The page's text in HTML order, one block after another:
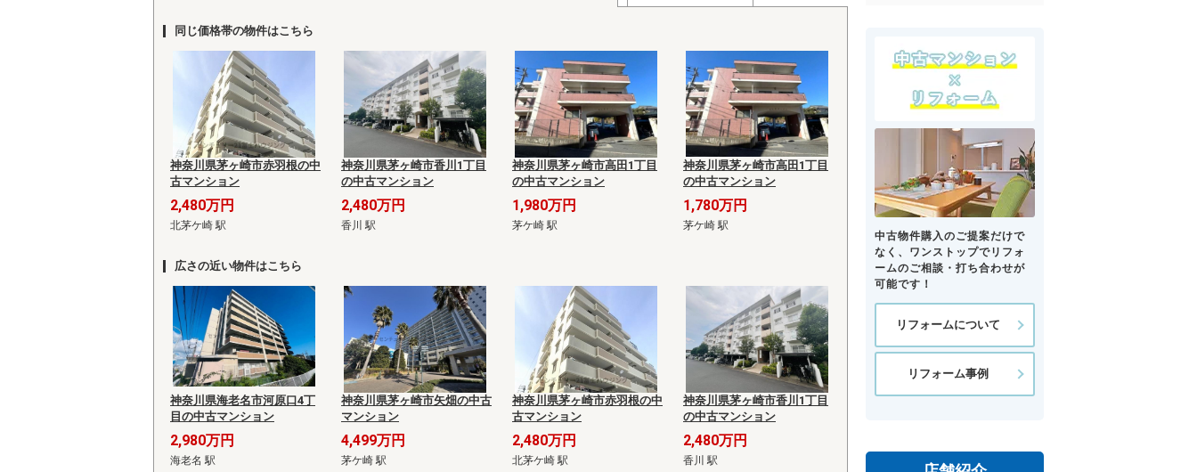
同じ価格帯の物件はこちら
神奈川県茅ヶ崎市赤羽根の中
古マンション
2,480万円
北茅ケ崎 駅
神奈川県茅ヶ崎市香川1丁目
の中古マンション
2,480万円
香川 駅
神奈川県茅ヶ崎市高田1丁目
の中古マンション
1,980万円
茅ケ崎 駅
神奈川県茅ヶ崎市高田1丁目
の中古マンション
1,780万円
茅ケ崎 駅
広さの近い物件はこちら
神奈川県海老名市河原口4丁
目の中古マンション
2,980万円
海老名 駅
神奈川県茅ヶ崎市矢畑の中古
マンション
4,499万円
茅ケ崎 駅
神奈川県茅ヶ崎市赤羽根の中
古マンション
2,480万円
北茅ケ崎 駅
神奈川県茅ヶ崎市香川1丁目
の中古マンション
2,480万円
香川 駅
中古物件購入のご提案だけで
なく、ワンストップでリフォ
ームのご相談・打ち合わせが
可能です！
リフォームについて
リフォーム事例